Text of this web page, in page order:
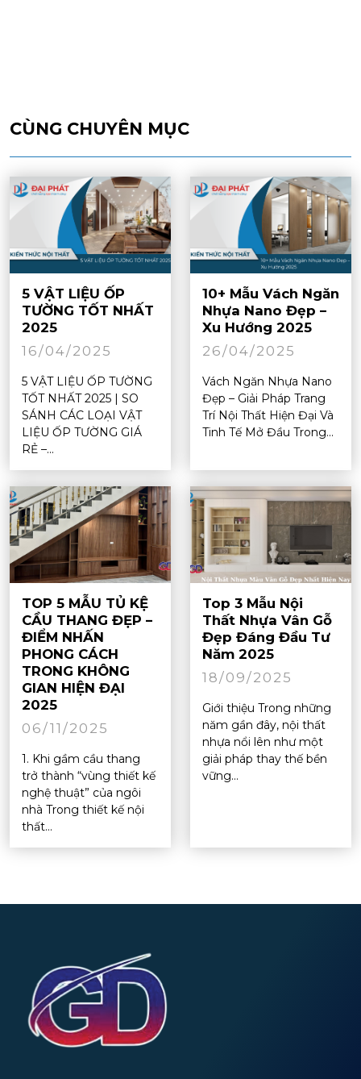
CÙNG CHUYÊN MỤC
5 VẬT LIỆU ỐP
TƯỜNG TỐT NHẤT
2025
16/04/2025
5 VẬT LIỆU ỐP TƯỜNG
TỐT NHẤT 2025 | SO
SÁNH CÁC LOẠI VẬT
LIỆU ỐP TƯỜNG GIÁ
RẺ –...
10+ Mẫu Vách Ngăn
Nhựa Nano Đẹp –
Xu Hướng 2025
26/04/2025
Vách Ngăn Nhựa Nano
Đẹp – Giải Pháp Trang
Trí Nội Thất Hiện Đại Và
Tinh Tế Mở Đầu Trong...
TOP 5 MẪU TỦ KỆ
CẦU THANG ĐẸP –
ĐIỂM NHẤN
PHONG CÁCH
TRONG KHÔNG
GIAN HIỆN ĐẠI
2025
06/11/2025
1. Khi gầm cầu thang
trở thành “vùng thiết kế
nghệ thuật” của ngôi
nhà Trong thiết kế nội
thất...
Top 3 Mẫu Nội
Thất Nhựa Vân Gỗ
Đẹp Đáng Đầu Tư
Năm 2025
18/09/2025
Giới thiệu Trong những
năm gần đây, nội thất
nhựa nổi lên như một
giải pháp thay thế bền
vững...